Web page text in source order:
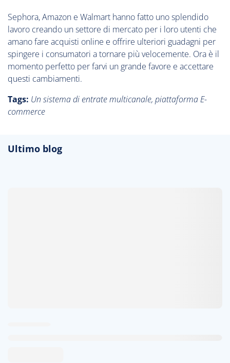
Sephora, Amazon e Walmart hanno fatto uno splendido
lavoro creando un settore di mercato per i loro utenti che
amano fare acquisti online e offrire ulteriori guadagni per
spingere i consumatori a tornare più velocemente. Ora è il
momento perfetto per farvi un grande favore e accettare
questi cambiamenti.
Tags: Un sistema di entrate multicanale, piattaforma E-
commerce
Ultimo blog